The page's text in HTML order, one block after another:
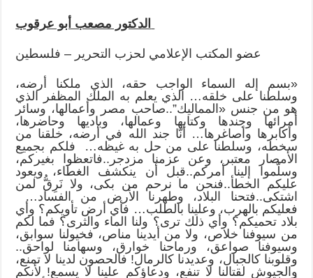
عضو المكتب الإعلامي لحزب التحرير – فلسطين
«بسم إله السماء الواجب حقه، الذي ملكنا أرضه،
وسلطنا على خلقه… الذي يعلم به الملك المظفر الذي
هو من جنس «المماليك”..صاحب مصر وأعمالها، وسائر
أمرائها وجندها وكتابها وعمالها، وباديها وحاضرها،
وأكابرها وأصاغرها… أنّا جند الله في أرضه، خلقنا من
سخطه، وسلطنا على من حل به غيظه… فلكم بجميع
الأمصار معتبر، وعن عزمنا مزدجر..فاتعظوا بغيركم،
وسلّموا إلينا أمركم..قبل أن ينكشف الغطاء، ويعود
عليكم الخطأ..فنحن ما نرحم من بكى، ولا نَرِقُّ لمن
اشتكى..فتحنا البلاد، وطهرنا الأرض من الفساد…
فعليكم بالهرب، وعلينا بالطلب… فأي أرض تأويكم؟ وأي
بلاد تحميكم؟ وأي ذلك ترى؟ ولنا الماء والثرى؟ فما لكم
من سيوفنا خلاص، ولا من أيدينا مناص، فخيولنا سوابق،
وسيوفنا صواعق، ورماحنا خوارق، وسهامنا لواحق..
وقلوبنا كالجبال، وعديدنا كالرمال! فالحصون لدينا لا تمنع،
والجيوش لقتالنا لا تنفع، ودعاؤكم علينا لا يسمع! لأنكم